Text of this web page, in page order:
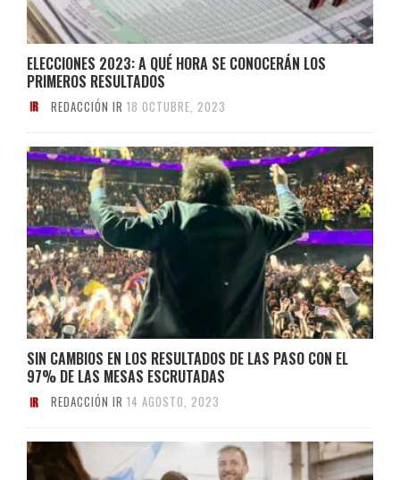
ELECCIONES 2023: A QUÉ HORA SE CONOCERÁN LOS
PRIMEROS RESULTADOS
REDACCIÓN IR 18 OCTUBRE, 2023
SIN CAMBIOS EN LOS RESULTADOS DE LAS PASO CON EL
97% DE LAS MESAS ESCRUTADAS
REDACCIÓN IR 14 AGOSTO, 2023